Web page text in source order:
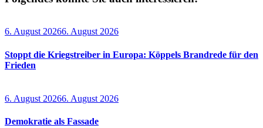
6. August 20266. August 2026
Stoppt die Kriegstreiber in Europa: Köppels Brandrede für den
Frieden
6. August 20266. August 2026
Demokratie als Fassade